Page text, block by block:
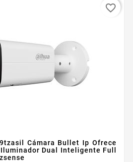
Cámara Bullet Ip Ofrece
Dual Inteligente Full
favorite_border